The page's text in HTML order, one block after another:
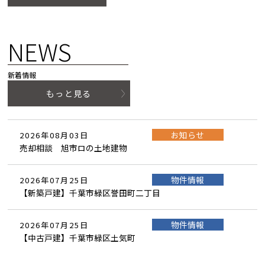
NEWS
新着情報
もっと見る
2026年08月03日
お知らせ
売却相談 旭市ロの土地建物
2026年07月25日
物件情報
【新築戸建】千葉市緑区誉田町二丁目
2026年07月25日
物件情報
【中古戸建】千葉市緑区土気町